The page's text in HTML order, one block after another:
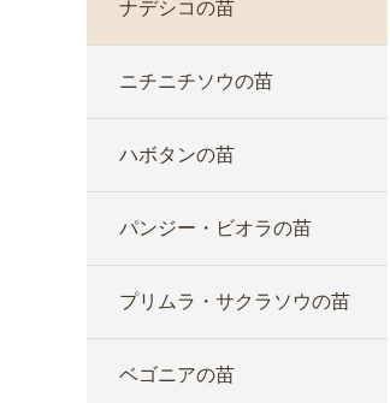
ナデシコの苗
ニチニチソウの苗
ハボタンの苗
パンジー・ビオラの苗
プリムラ・サクラソウの苗
ベゴニアの苗